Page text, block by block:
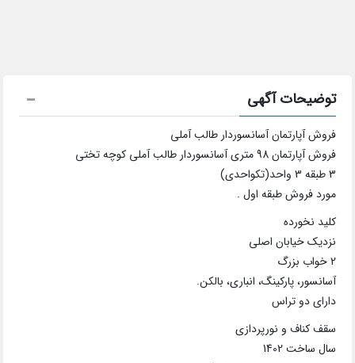
توضیحات آگهی
فروش آپارتمان آسانسوردار طالب آملی
فروش آپارتمان 98 متری آسانسوردار طالب آملی کوچه تختی
3 طبقه 3 واحد(تکواحدی)
مورد فروش طبقه اول .
کلید نخورده
نزدیک خیابان اصلی
2 خواب بزرگ
آسانسور، پارکینگ، انباری، بالکن.
دارای دو تراس
سقف کناف و نورپردازی
سال ساخت 1402